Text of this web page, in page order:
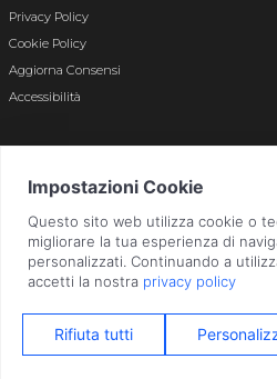
Privacy Policy
Cookie Policy
Aggiorna Consensi
Accessibilità
Bergamo n. 01496180165 ·